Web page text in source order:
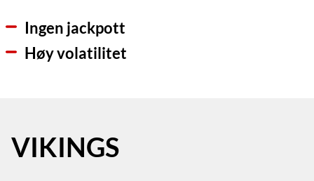
Ingen jackpott
Høy volatilitet
VIKINGS